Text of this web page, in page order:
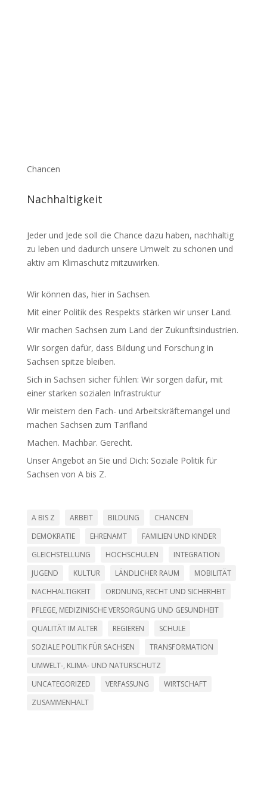
Chancen
Nach­hal­tigkeit
Jeder und Jede soll die Chance dazu haben, nach­haltig
zu leben und dadurch unsere Umwelt zu schonen und
aktiv am Klima­schutz mitzu­wirken.
Wir können das, hier in Sachsen.
Mit einer Politik des Respekts stärken wir unser Land.
Wir machen Sachsen zum Land der Zukunfts­in­dus­trien.
Wir sorgen dafür, dass Bildung und Forschung in
Sachsen spitze bleiben.
Sich in Sachsen sicher fühlen: Wir sorgen dafür, mit
einer starken sozialen Infra­struktur
Wir meistern den Fach- und Arbeits­kräf­te­mangel und
machen Sachsen zum Tarifland
Machen. Machbar. Gerecht.
Unser Angebot an Sie und Dich: Soziale Politik für
Sachsen von A bis Z.
A BIS Z ARBEIT BILDUNG
CHANCEN
DEMOKRATIE
EHRENAMT
FAMILIEN UND KINDER
GLEICHSTELLUNG
HOCHSCHULEN
INTEGRATION
JUGEND
KULTUR LÄNDLICHER RAUM
MOBILITÄT
NACHHALTIGKEIT
ORDNUNG, RECHT UND SICHERHEIT
PFLEGE, MEDIZINISCHE VERSORGUNG UND GESUNDHEIT
QUALITÄT IM ALTER
REGIEREN
SCHULE
SOZIALE POLITIK FÜR SACHSEN
TRANSFORMATION
UMWELT-, KLIMA- UND NATURSCHUTZ
UNCATEGORIZED
VERFASSUNG
WIRTSCHAFT
ZUSAMMENHALT